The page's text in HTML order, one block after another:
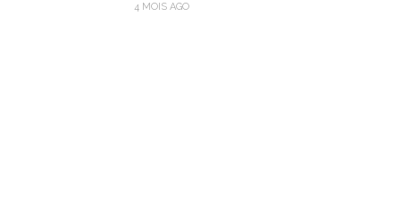
4 MOIS AGO